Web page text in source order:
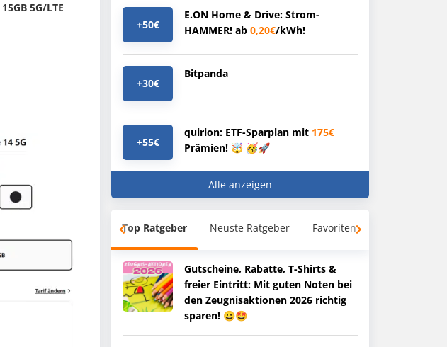
15GB 5G/LTE
+50€
E.ON Home & Drive: Strom-
HAMMER! ab 0,20€/kWh!
+30€
Bitpanda
+55€
quirion: ETF-Sparplan mit 175€
Prämien! 🤯 🥳🚀
Alle anzeigen
Top Ratgeber Neuste Ratgeber Favoriten
Gutscheine, Rabatte, T-Shirts &
freier Eintritt: Mit guten Noten bei
den Zeugnisaktionen 2026 richtig
sparen! 😀🤩